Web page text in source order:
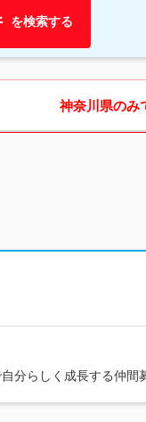
を検索する
神奈川県のみ
分らしく成長する仲間